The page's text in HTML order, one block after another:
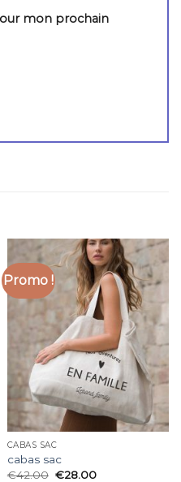
mon prochain
Promo !
CABAS SAC
cabas sac
€42.00 €28.00